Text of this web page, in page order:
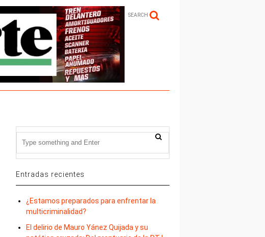
SEARCH
Entradas recientes
¿Estamos preparados para enfrentar la
multicriminalidad?
El delirio de Mauro Yánez Quijada y su